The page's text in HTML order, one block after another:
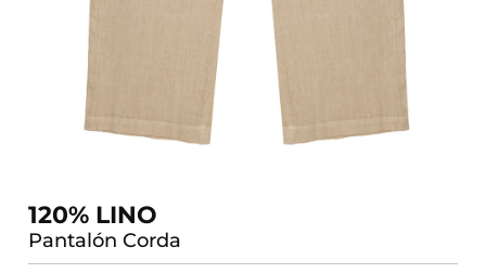
120% LINO
Pantalón Corda